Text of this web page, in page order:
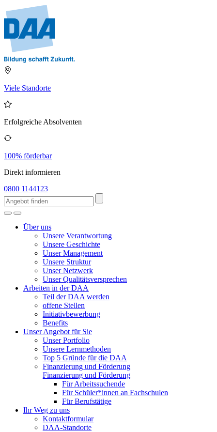
Viele Standorte
Erfolgreiche Absolventen
100% förderbar
Direkt informieren
0800 1144123
Über uns
Unsere Verantwortung
Unsere Geschichte
Unser Management
Unsere Struktur
Unser Netzwerk
Unser Qualitätsversprechen
Arbeiten in der DAA
Teil der DAA werden
offene Stellen
Initiativbewerbung
Benefits
Unser Angebot für Sie
Unser Portfolio
Unsere Lernmethoden
Top 5 Gründe für die DAA
Finanzierung und Förderung
Finanzierung und Förderung
Für Arbeitssuchende
Für Schüler*innen an Fachschulen
Für Berufstätige
Ihr Weg zu uns
Kontaktformular
DAA-Standorte